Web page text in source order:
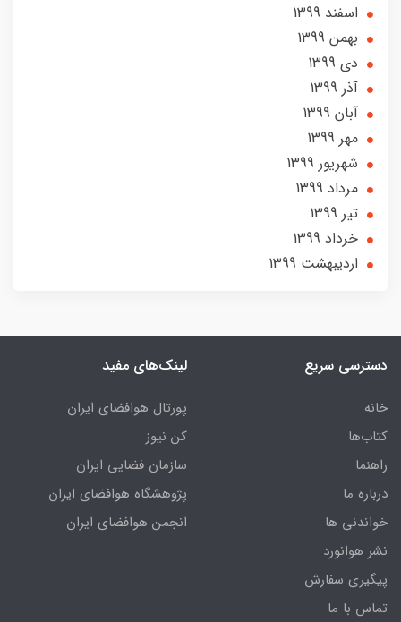
اسفند 1399
بهمن 1399
دی 1399
آذر 1399
آبان 1399
مهر 1399
شهریور 1399
مرداد 1399
تير 1399
خرداد 1399
ارديبهشت 1399
دسترسی سریع
خانه
کتاب‌ها
راهنما
درباره ما
خواندنی ها
نشر هوانورد
پیگیری سفارش
تماس با ما
لینک‌های مفید
پورتال هوافضای ایران
کن نیوز
سازمان فضایی ایران
پژوهشگاه هوافضای ایران
انجمن هوافضای ایران